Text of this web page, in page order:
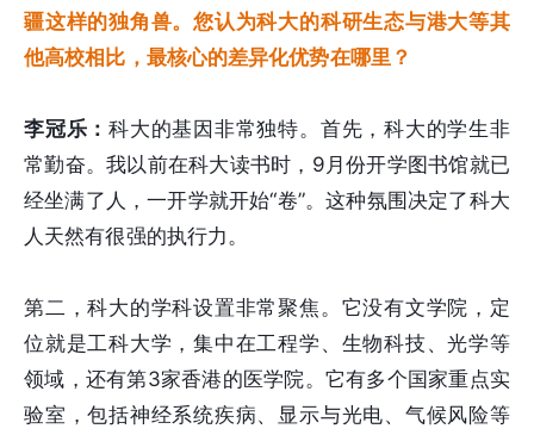
疆这样的独角兽。您认为科大的科研生态与港大等其
他高校相比，最核心的差异化优势在哪里？
李冠乐：科大的基因非常独特。首先，科大的学生非
常勤奋。我以前在科大读书时，9月份开学图书馆就已
经坐满了人，一开学就开始“卷”。这种氛围决定了科大
人天然有很强的执行力。
第二，科大的学科设置非常聚焦。它没有文学院，定
位就是工科大学，集中在工程学、生物科技、光学等
领域，还有第3家香港的医学院。它有多个国家重点实
验室，包括神经系统疾病、显示与光电、气候风险等